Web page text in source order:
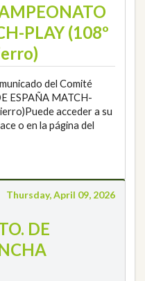
PLAY (108º
del Comité
ESPAÑA MATCH-
acceder a su
o en la página del
Thursday, April 09, 2026
DE